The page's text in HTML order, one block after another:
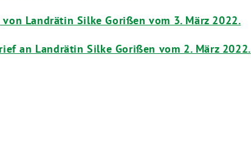
Landrätin Silke Gorißen vom 3. März 2022.
an Landrätin Silke Gorißen vom 2. März 2022.